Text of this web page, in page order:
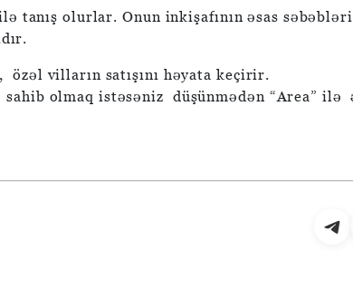
olurlar. Onun inkişafının əsas
vilların satışını həyata keçirir.
olmaq istəsəniz düşünmədən “Area” ilə